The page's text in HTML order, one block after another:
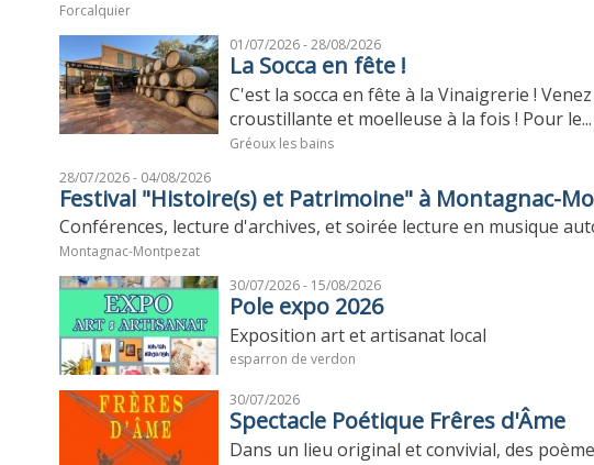
Forcalquier
01/07/2026 - 28/08/2026
La Socca en fête !
C'est la socca en fête à la Vinaigrerie !
croustillante et moelleuse à la fois ! Pour le...
Gréoux les bains
28/07/2026 - 04/08/2026
Festival "Histoire(s) et Patrimoine" à Montagnac-
Conférences, lecture d'archives, et soirée lecture en musique
Montagnac-Montpezat
30/07/2026 - 15/08/2026
Pole expo 2026
Exposition art et artisanat local
esparron de verdon
30/07/2026
Spectacle Poétique Frêres d'Âme
Dans un lieu original et convivial, des